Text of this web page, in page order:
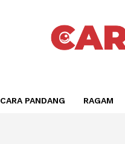
CARA PANDANG RAGAM